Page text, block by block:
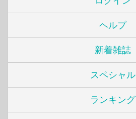
ヘルプ
新着雑誌
スペシャル
ランキング